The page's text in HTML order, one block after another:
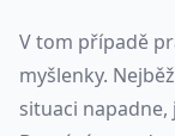
V tom případě
myšlenky.
situaci napadne,